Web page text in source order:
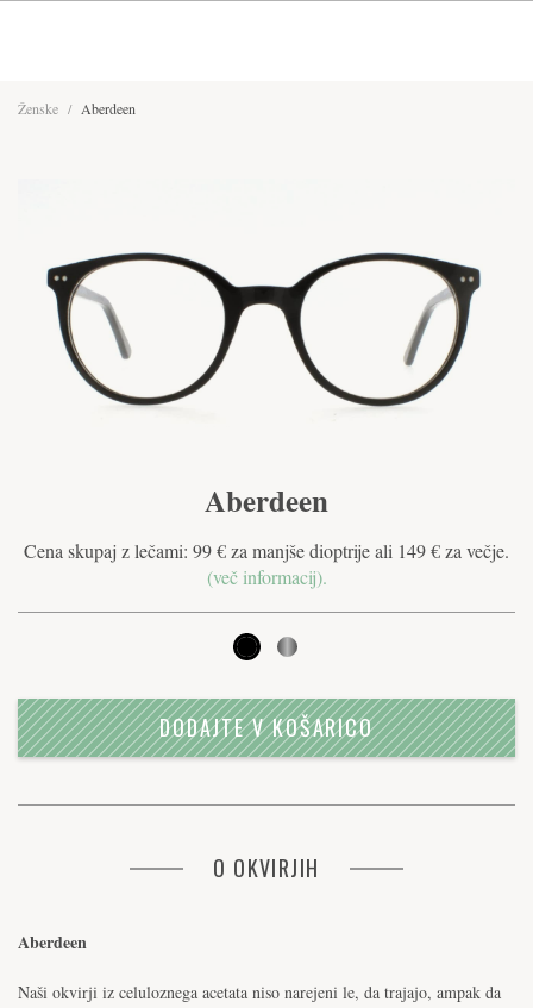
Ženske / Aberdeen
Aberdeen
Cena skupaj z lečami: 99 € za manjše dioptrije ali 149 € za večje.
(več informacij).
DODAJTE V KOŠARICO
O OKVIRJIH
Aberdeen
Naši okvirji iz celuloznega acetata niso narejeni le, da trajajo, ampak da